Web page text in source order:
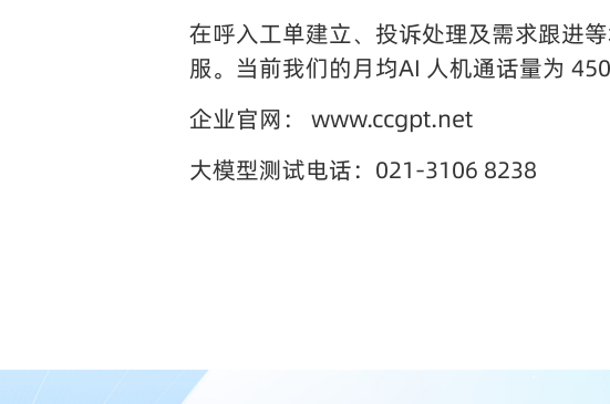
在呼入工单建立、投诉处理及需求跟进
服。当前我们的月均AI 人机通话量为
企业官网： www.ccgpt.net
大模型测试电话：021-3106 8238